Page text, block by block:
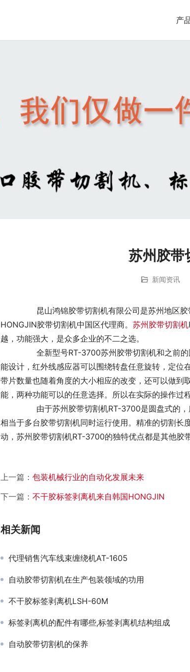
产
苏州胶
新闻资讯
HONGJIN胶带切割机中国区代理商。 苏州胶带切割机
越，功能强大，是众多企业的不二之选。
能设计，红外线感应器可以围绕转盘任意旋转，定
带片数量也随着角度的大小相应的改变，还可以做到
能，两种功能可以的任意选择。所以在实际的操作过
相当于多台胶带切割机同时运行使用。精准的切割长
动，苏州胶带切割机RT-3700的独特优点都是其他胶
上一篇： 包装机械行业的自动化发展未来
下一篇： 不干胶标签剥离机来自韩国HONGJIN
相关新闻
代理销售汽车线束缠绕机AT-1605
自动胶带切割机在生产包装领域的功用
不干胶标签剥离机LSH-60M
标签剥离机的配件有哪些,标签剥离机结构组成
自动胶带切割机的保养